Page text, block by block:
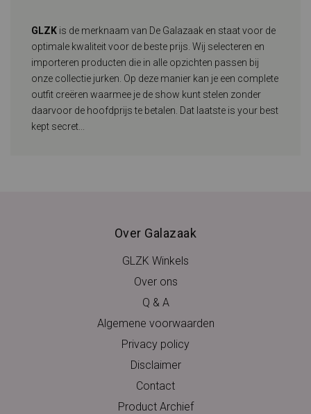
GLZK is de merknaam van De Galazaak en staat voor de
optimale kwaliteit voor de beste prijs. Wij selecteren en
importeren producten die in alle opzichten passen bij
onze collectie jurken. Op deze manier kan je een complete
outfit creëren waarmee je de show kunt stelen zonder
daarvoor de hoofdprijs te betalen. Dat laatste is your best
kept secret...
Over Galazaak
GLZK Winkels
Over ons
Q & A
Algemene voorwaarden
Privacy policy
Disclaimer
Contact
Product Archief